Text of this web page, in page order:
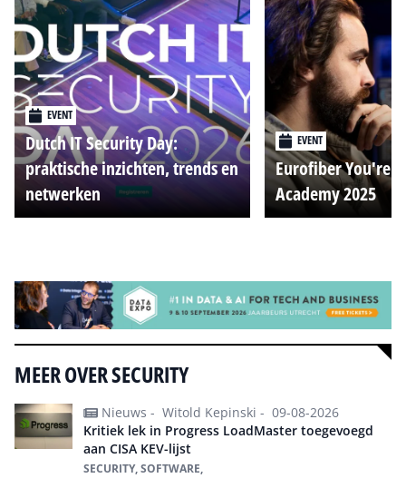
EVENT
Dutch IT Security Day:
praktische inzichten, trends en
netwerken
EVENT
Eurofiber You're
Academy 2025
MEER OVER SECURITY
Nieuws - Witold Kepinski - 09-08-2026
Kritiek lek in Progress LoadMaster toegevoegd
aan CISA KEV-lijst
SECURITY, SOFTWARE,